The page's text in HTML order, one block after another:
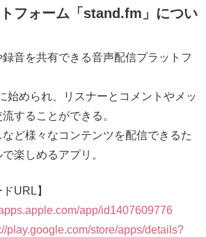
フォーム「stand.fm」につい
音を共有できる音声配信プラットフ
始められ、リスナーとコメントやメッ
することができる。
ど様々なコンテンツを配信できるた
楽しめるアプリ。
URL】
app/id1407609776
play.google.com/store/apps/details?